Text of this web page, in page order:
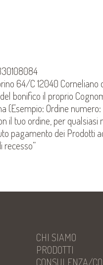
64/C 12040 Corneliano
bonifico il proprio
(Esempio: Ordine
il tuo ordine, per
pagamento dei Prodotti
recesso”
CHI SIAMO
PRODOTTI
CONSULENZA/